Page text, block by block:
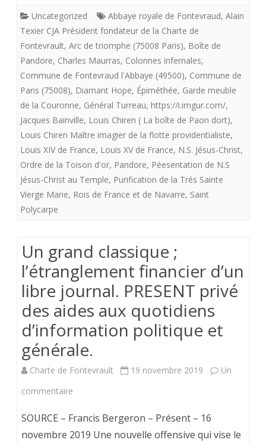
«
flotte
offre
aux
royalistes
«
BOITE
DORT
»
Uncategorized Abbaye royale de Fontevraud, Alain
Texier CJA Président fondateur de la Charte de
Fontevrault, Arc de triomphe (75008 Paris), Boîte de
Pandore, Charles Maurras, Colonnes infernales,
Commune de Fontevraud l'Abbaye (49500), Commune de
Paris (75008), Diamant Hope, Épiméthée, Garde meuble
de la Couronne, Général Turreau, https://i.imgur.com/,
Jacques Bainville, Louis Chiren ( La boîte de Paon dort),
Louis Chiren Maître imagier de la flotte providentialiste,
Louis XIV de France, Louis XV de France, N.S. Jésus-Christ,
Ordre de la Toison d'or, Pandore, Péesentation de N.S
Jésus-Christ au Temple, Purification de la Trés Sainte
Vierge Marie, Rois de France et de Navarre, Saint
Polycarpe
Un grand classique ;
l’étranglement financier d’un
libre journal. PRESENT privé
des aides aux quotidiens
d’information politique et
générale.
Charte de Fontevrault 19 novembre 2019
Un
commentaire
grand
SOURCE – Francis Bergeron – Présent – 16
novembre 2019 Une nouvelle offensive qui vise le